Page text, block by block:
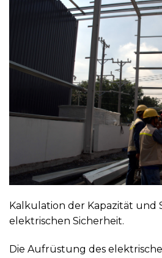
Kalkulation der Kapazität und
elektrischen Sicherheit.
Die Aufrüstung des